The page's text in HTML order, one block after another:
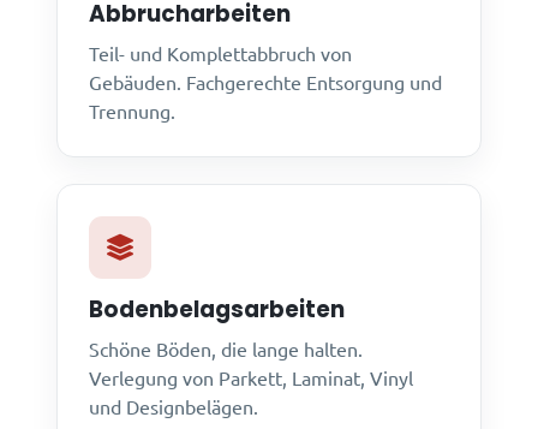
Abbrucharbeiten
Teil- und Komplettabbruch von
Gebäuden. Fachgerechte Entsorgung und
Trennung.
Bodenbelagsarbeiten
Schöne Böden, die lange halten.
Verlegung von Parkett, Laminat, Vinyl
und Designbelägen.